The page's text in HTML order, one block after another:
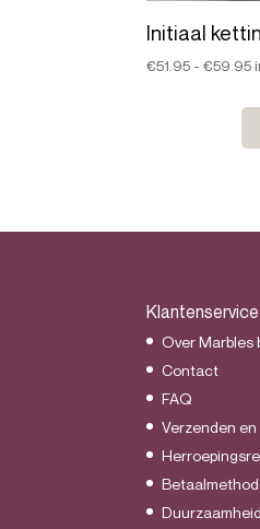
Initiaal
€51.95 - €59.95
Klantenservice
Over Marbles
Contact
FAQ
Verzenden